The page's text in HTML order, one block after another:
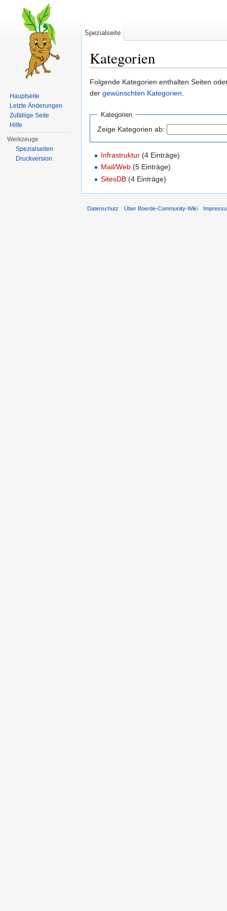
Kategorien
Folgende Kategorien enthalten Seiten
der gewünschten Kategorien.
Kategorien
Zeige Kategorien ab:
Infrastruktur ‏‎ (4 Einträge)
Mail/Web ‏‎ (5 Einträge)
SitesDB ‏‎ (4 Einträge)
Spezialseite
Hauptseite
Letzte Änderungen
Zufällige Seite
Hilfe
Werkzeuge
Spezialseiten
Druckversion
Datenschutz Über Boerde-Community-Wiki